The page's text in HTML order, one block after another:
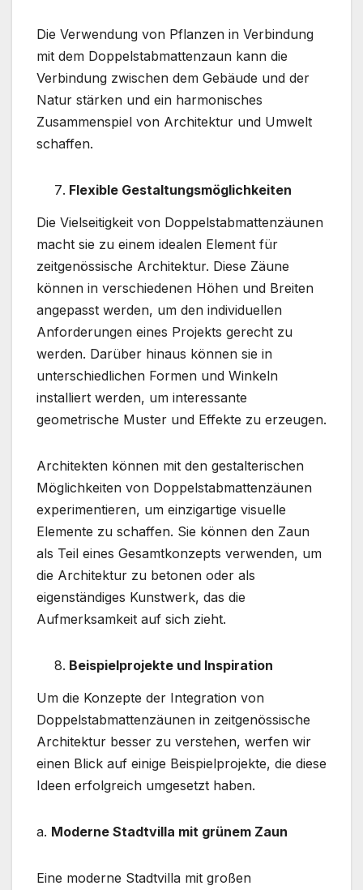
Die Verwendung von Pflanzen in Verbindung
mit dem Doppelstabmattenzaun kann die
Verbindung zwischen dem Gebäude und der
Natur stärken und ein harmonisches
Zusammenspiel von Architektur und Umwelt
schaffen.
Flexible Gestaltungsmöglichkeiten
Die Vielseitigkeit von Doppelstabmattenzäunen
macht sie zu einem idealen Element für
zeitgenössische Architektur. Diese Zäune
können in verschiedenen Höhen und Breiten
angepasst werden, um den individuellen
Anforderungen eines Projekts gerecht zu
werden. Darüber hinaus können sie in
unterschiedlichen Formen und Winkeln
installiert werden, um interessante
geometrische Muster und Effekte zu erzeugen.
Architekten können mit den gestalterischen
Möglichkeiten von Doppelstabmattenzäunen
experimentieren, um einzigartige visuelle
Elemente zu schaffen. Sie können den Zaun
als Teil eines Gesamtkonzepts verwenden, um
die Architektur zu betonen oder als
eigenständiges Kunstwerk, das die
Aufmerksamkeit auf sich zieht.
Beispielprojekte und Inspiration
Um die Konzepte der Integration von
Doppelstabmattenzäunen in zeitgenössische
Architektur besser zu verstehen, werfen wir
einen Blick auf einige Beispielprojekte, die diese
Ideen erfolgreich umgesetzt haben.
a. Moderne Stadtvilla mit grünem Zaun
Eine moderne Stadtvilla mit großen